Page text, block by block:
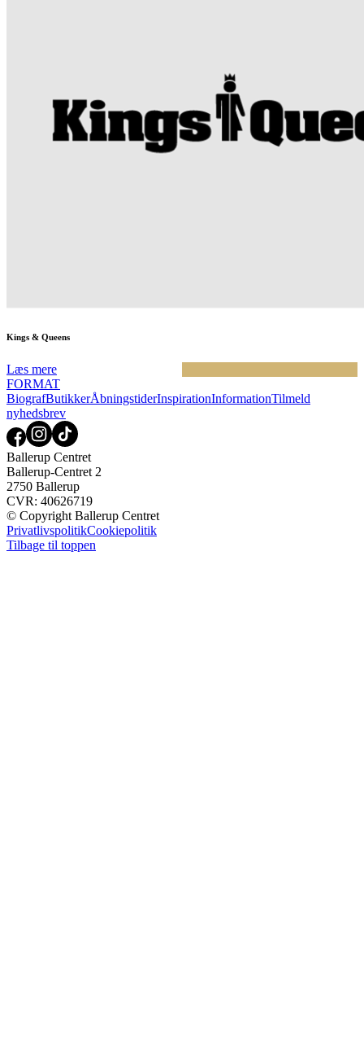
Kings & Queens
Læs mere
FORMAT
BiografButikkerÅbningstiderInspirationInformationTilmeld
nyhedsbrev
Ballerup Centret
Ballerup-Centret 2
2750 Ballerup
CVR: 40626719
© Copyright Ballerup Centret
PrivatlivspolitikCookiepolitik
Tilbage til toppen